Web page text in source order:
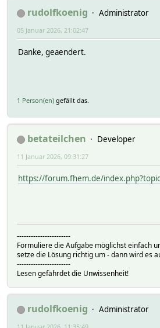
rudolfkoenig
Administrator
05 Januar 2026, 21:02:47
Danke, geaendert.
1 Person(en) gefällt das.
betateilchen
Developer
11 Januar 2026, 09:31:27
https://forum.fhem.de/
-----------------------
Formuliere die Aufgabe möglichst einfach
setze die Lösung richtig um - dann wird es
-----------------------
Lesen gefährdet die Unwissenheit!
rudolfkoenig
Administrator